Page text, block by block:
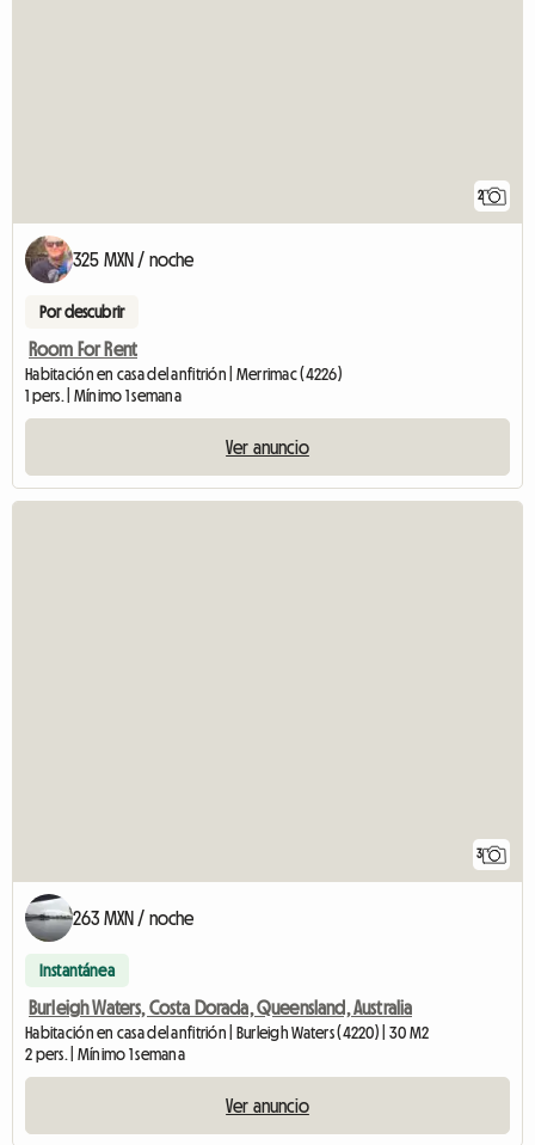
2
325 MXN / noche
Por descubrir
Room For Rent
Habitación en casa del anfitrión | Merrimac (4226)
1 pers. | Mínimo 1 semana
Ver anuncio
3
263 MXN / noche
Instantánea
Burleigh Waters, Costa Dorada, Queensland, Australia
Habitación en casa del anfitrión | Burleigh Waters (4220) | 30 M2
2 pers. | Mínimo 1 semana
Ver anuncio